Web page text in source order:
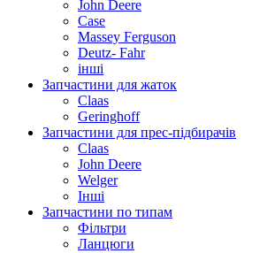
John Deere
Case
Massey Ferguson
Deutz- Fahr
інші
Запчастини для жаток
Claas
Geringhoff
Запчастини для прес-підбирачів
Claas
John Deere
Welger
Інші
Запчастини по типам
Фільтри
Ланцюги